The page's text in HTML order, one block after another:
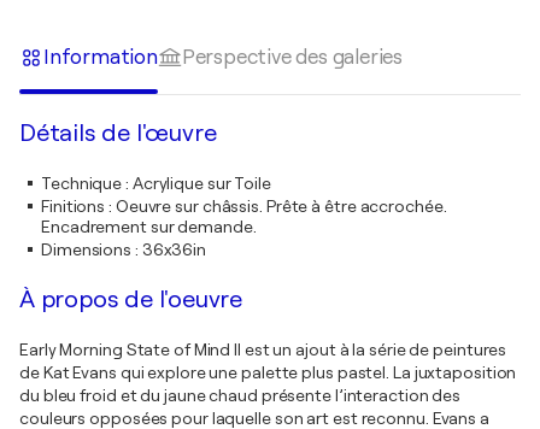
Information Perspective des galeries
Détails de l'œuvre
Technique: Acrylique sur Toile
Finitions : Oeuvre sur châssis. Prête à être accrochée.
Encadrement sur demande.
Dimensions : 36x36in
À propos de l'oeuvre
Early Morning State of Mind II est un ajout à la série de peintures
de Kat Evans qui explore une palette plus pastel. La juxtaposition
du bleu froid et du jaune chaud présente l’interaction des
couleurs opposées pour laquelle son art est reconnu. Evans a